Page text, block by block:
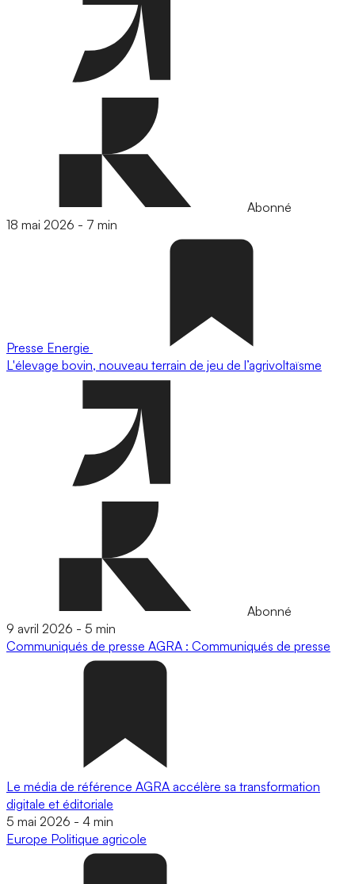
Abonné
18 mai 2026 - 7 min
Presse Energie
L'élevage bovin, nouveau terrain de jeu de l’agrivoltaïsme
Abonné
9 avril 2026 - 5 min
Communiqués de presse AGRA : Communiqués de presse
Le média de référence AGRA accélère sa transformation
digitale et éditoriale
5 mai 2026 - 4 min
Europe Politique agricole